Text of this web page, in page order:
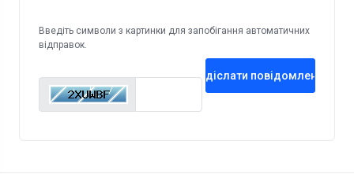
Введіть символи з картинки для запобігання автоматичних
відправок.
Надіслати повідомлення